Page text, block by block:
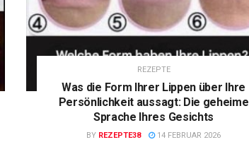
REZEPTE
Was die Form Ihrer Lippen über Ihre
Persönlichkeit aussagt: Die geheime
Sprache Ihres Gesichts
BY REZEPTE38 14 FEBRUAR 2026